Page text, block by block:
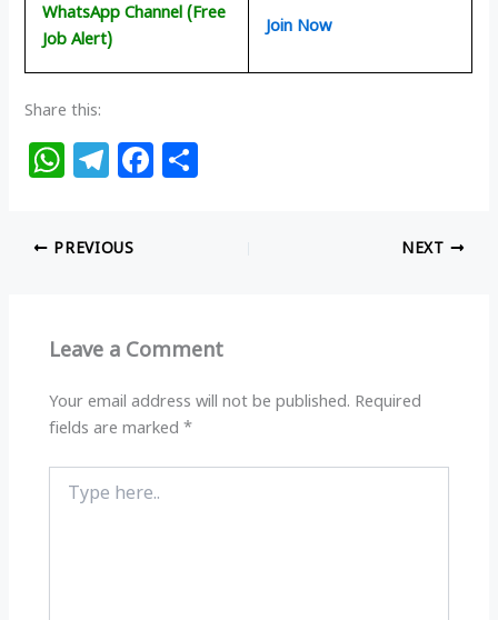
WhatsApp Channel (Free
Job Alert)
Join Now
Share this:
W
at
s
p
T
e
g
m
F
o
k
PREVIOUS NEXT
Leave a Comment
Your email address will not be published. Required
fields are marked*
here..